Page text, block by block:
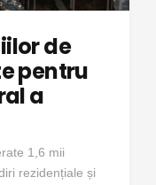
de
pentru
a
1,6 mii
rezidențiale și